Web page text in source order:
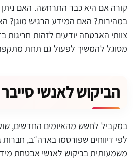
קורה אם היא כבר התרחשה. האם
במהירות? האם המידע הרגיש מוגן?
צוותי האבטחה יודעים לזהות חריגות
מסוגל להמשיך לפעול גם תחת
הביקוש לאנשי
במקביל לחשש מהאיומים החדשים,
לפי דיווחים שפורסמו בארה״ב, חברות
משמעותית בביקוש לאנשי אבטחת